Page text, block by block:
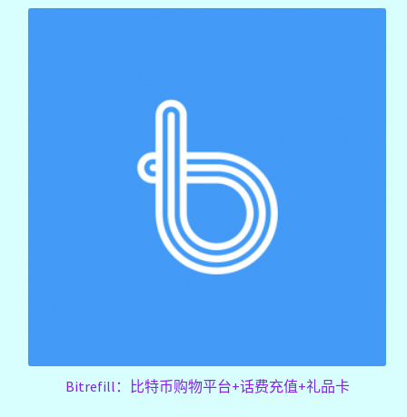
Bitrefill：比特币购物平台+话费充值+礼品卡